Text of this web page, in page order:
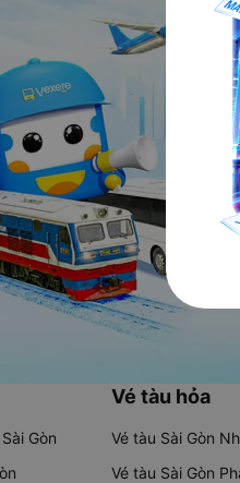
Gòn
Vé tàu hỏa
Vé tàu Sài Gòn
Vé tàu Sài Gòn